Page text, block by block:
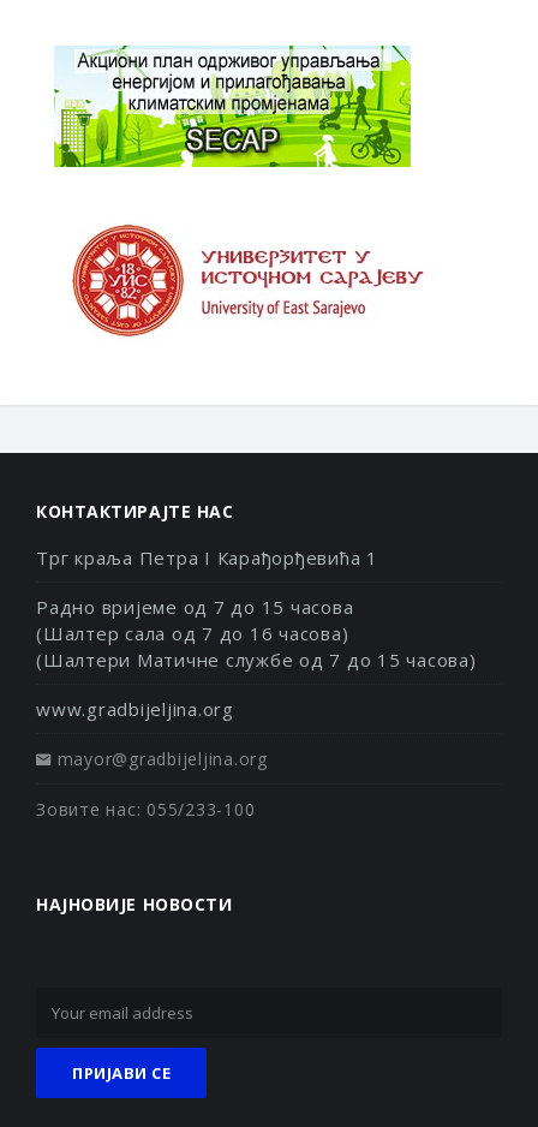
КОНТАКТИРАЈТЕ НАС
Трг краља Петра I Карађорђевића 1
Радно вријеме од 7 до 15 часова
(Шалтер сала од 7 до 16 часова)
(Шалтери Матичне службе од 7 до 15 часова)
www.gradbijeljina.org
mayor@gradbijeljina.org
Зовите нас: 055/233-100
НАЈНОВИЈЕ НОВОСТИ